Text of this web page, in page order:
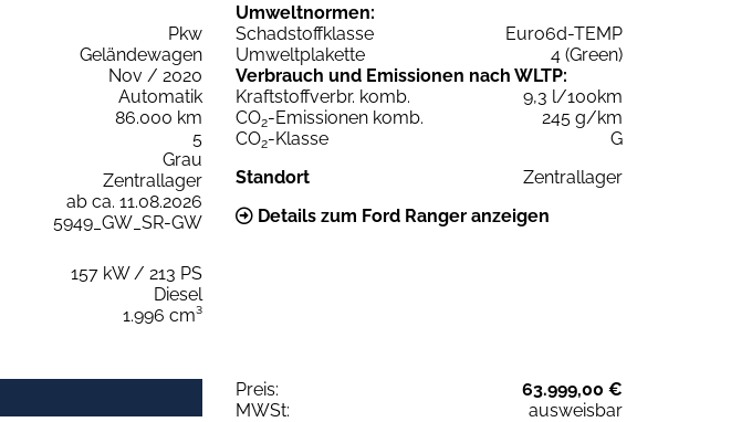
Pkw
Geländewagen
Nov / 2020
Automatik
86.000 km
5
Grau
Zentrallager
ab ca. 11.08.2026
5949_GW_SR-GW
157 kW / 213 PS
Diesel
1.996 cm³
Umweltnormen:
Schadstoffklasse
Euro6d-TEMP
Umweltplakette
4 (Green)
Verbrauch und Emissionen nach WLTP:
Kraftstoffverbr. komb.
9,3 l/100km
CO2-Emissionen komb.
245 g/km
CO2-Klasse
G
Standort
Zentrallager
Details zum Ford Ranger anzeigen
Preis:
63.999,00 €
MWSt:
ausweisbar